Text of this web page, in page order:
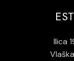
Ilica